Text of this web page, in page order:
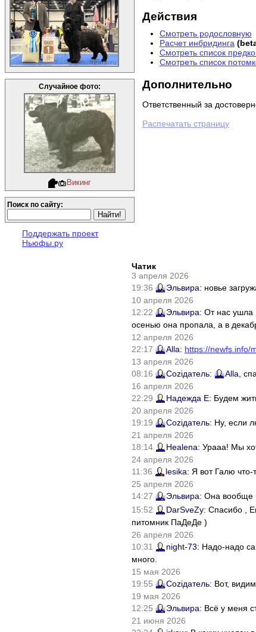
Случайное фото:
Викинг
Поиск по сайту:
Поддержать проект
Ньюфы.ру
Действия
Смотреть родословную
Расчет инбридинга
Смотреть список
Смотреть список
Дополнительно
Ответственный за
Распечатать страницу
Чатик
3 апреля 2026
19:36
Эльвира: новье
10 апреля 2026
12:22
Эльвира: От нас ушла
осенью она пропала, а в
12 апреля 2026
22:17
Alla: https://newfs.info/
13 апреля 2026
08:16
Соziдатель: Alla ,
16 апреля 2026
22:29
Надежда Е: Будем
20 апреля 2026
19:19
Соziдатель: Ну, если
21 апреля 2026
18:14
Healena: Урааа! Мы
24 апреля 2026
11:36
lesika: Я вот Галю
25 апреля 2026
14:27
Эльвира: Она вообще
15:52
DarSveZy: Спасибо ,
питомник ПаДеДе )
26 апреля 2026
10:31
night-73: Надо-надо
много.
15 мая 2026
19:55
Соziдатель: Вот,
19 мая 2026
12:25
Эльвира: Всё у меня
21 июня 2026